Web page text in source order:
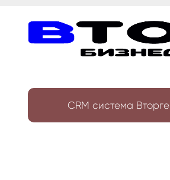
CRM система Вторге